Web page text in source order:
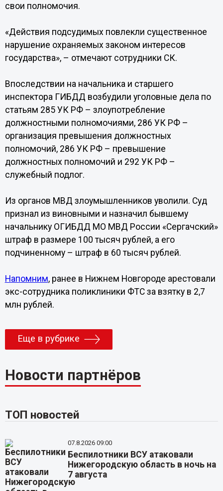
свои полномочия.
«Действия подсудимых повлекли существенное
нарушение охраняемых законом интересов
государства», – отмечают сотрудники СК.
Впоследствии на начальника и старшего
инспектора ГИБДД возбудили уголовные дела по
статьям 285 УК РФ – злоупотребление
должностными полномочиями, 286 УК РФ –
организация превышения должностных
полномочий, 286 УК РФ – превышение
должностных полномочий и 292 УК РФ –
служебный подлог.
Из органов МВД злоумышленников уволили. Суд
признал из виновными и назначил бывшему
начальнику ОГИБДД МО МВД России «Сергачский»
штраф в размере 100 тысяч рублей, а его
подчиненному – штраф в 60 тысяч рублей.
Напомним, ранее в Нижнем Новгороде арестовали
экс-сотрудника поликлиники ФТС за взятку в 2,7
млн рублей.
Еще в рубрике
Новости партнёров
ТОП новостей
07.8.2026 09:00
Беспилотники ВСУ атаковали
Нижегородскую область в ночь на
7 августа